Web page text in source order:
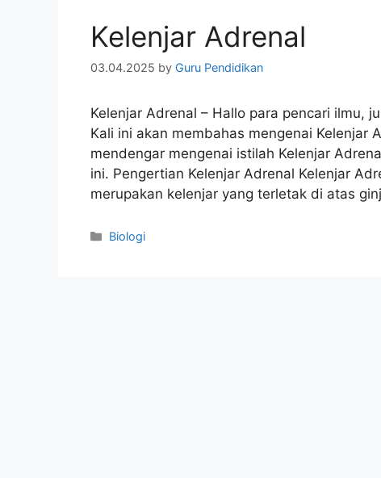
Kelenjar Adrenal
03.04.2025 by Guru Pendidikan
Kelenjar Adrenal – Hallo para pencari ilmu,
Kali ini akan membahas mengenai Kelenjar
mendengar mengenai istilah Kelenjar
ini. Pengertian Kelenjar Adrenal Kelenjar
merupakan kelenjar yang terletak di atas
Categories
Biologi